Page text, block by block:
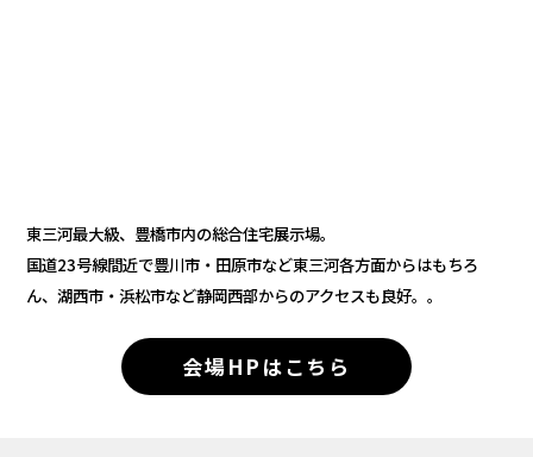
東三河最大級、豊橋市内の総合住宅展示場。
国道23号線間近で豊川市・田原市など東三河各方面からはもちろ
ん、湖西市・浜松市など静岡西部からのアクセスも良好。。
会場HPはこちら